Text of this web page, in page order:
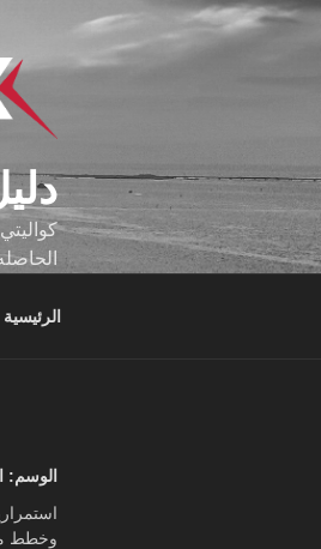
التجاوز
الرئيسية
الوسم:
وخطط